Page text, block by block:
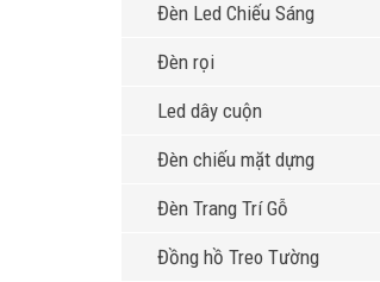
Đèn Led Chiếu Sáng
Đèn rọi
Led dây cuộn
Đèn chiếu mặt dựng
Đèn Trang Trí Gỗ
Đồng hồ Treo Tường